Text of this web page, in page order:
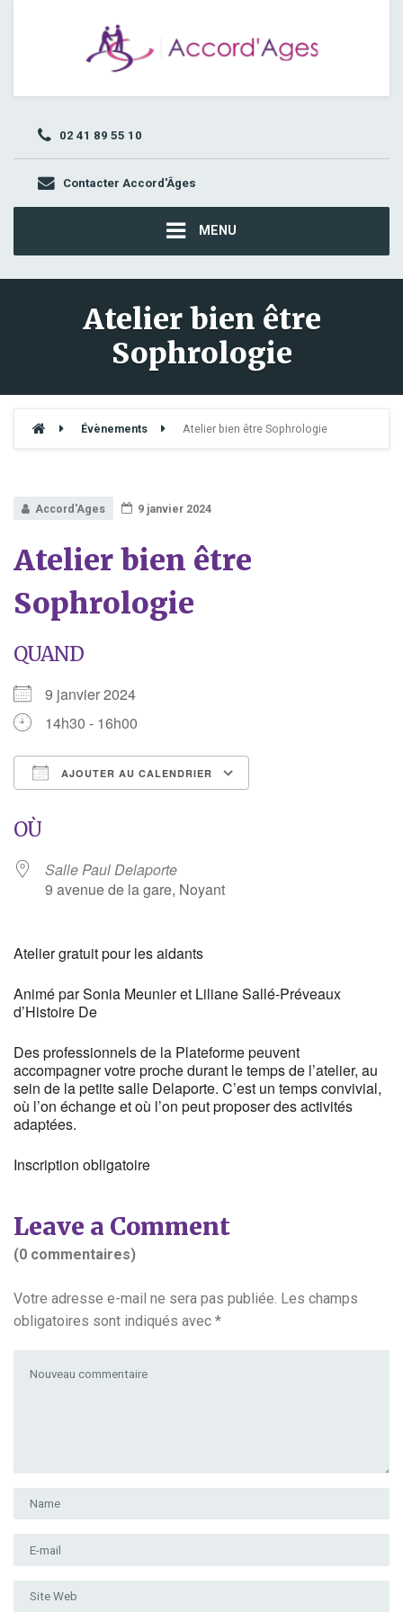
02 41 89 55 10
Contacter Accord'Âges
MENU
Atelier bien être
Sophrologie
Évènements Atelier bien être Sophrologie
Accord'Ages 9 janvier 2024
Atelier bien être
Sophrologie
QUAND
9 janvier 2024
14h30 - 16h00
AJOUTER AU CALENDRIER
OÙ
Salle Paul Delaporte
9 avenue de la gare, Noyant
Atelier gratuit pour les aidants
Animé par Sonia Meunier et Liliane Sallé-Préveaux
d’Histoire De
Des professionnels de la Plateforme peuvent
accompagner votre proche durant le temps de l’atelier, au
sein de la petite salle Delaporte. C’est un temps convivial,
où l’on échange et où l’on peut proposer des activités
adaptées.
Inscription obligatoire
Leave a Comment
(0 commentaires)
Votre adresse e-mail ne sera pas publiée. Les champs
obligatoires sont indiqués avec *
Prénom et nom
Adresse e-mail
Site Web